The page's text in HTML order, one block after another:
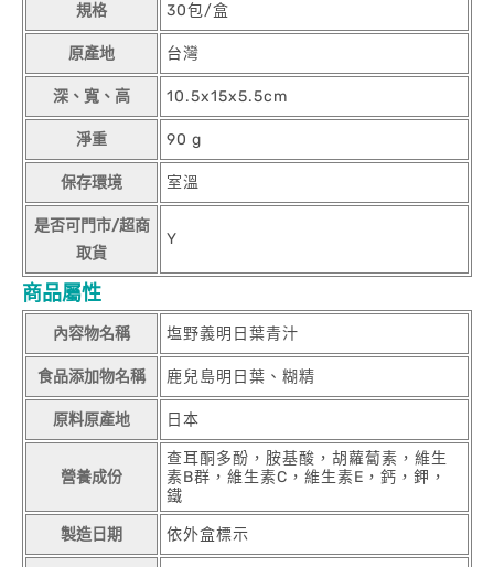
規格 30包/盒
原產地 台灣
深、寬、高 10.5x15x5.5cm
淨重 90 g
保存環境 室溫
是否可門市/超商
取貨
Y
商品屬性
內容物名稱 塩野義明日葉青汁
食品添加物名稱 鹿兒島明日葉、糊精
原料原產地 日本
營養成份
查耳酮多酚，胺基酸，胡蘿蔔素，維生
素B群，維生素C，維生素E，鈣，鉀，
鐵
製造日期 依外盒標示